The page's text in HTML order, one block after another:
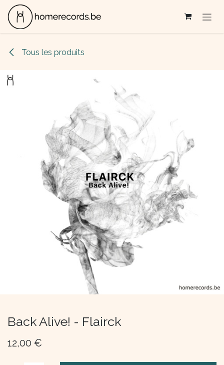
Se rendre au contenu
Tous les produits
Back Alive! - Flairck
12,00 €